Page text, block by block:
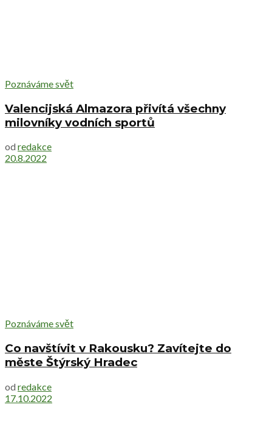
Poznáváme svět
Valencijská Almazora přivítá všechny
milovníky vodních sportů
od redakce
20.8.2022
Poznáváme svět
Co navštívit v Rakousku? Zavítejte do
měste Štýrský Hradec
od redakce
17.10.2022